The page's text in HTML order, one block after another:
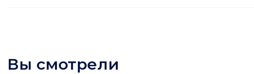
Вы смотрели